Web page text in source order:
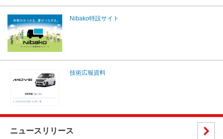
Nibako特設サイト
技術広報資料
ニュースリリース